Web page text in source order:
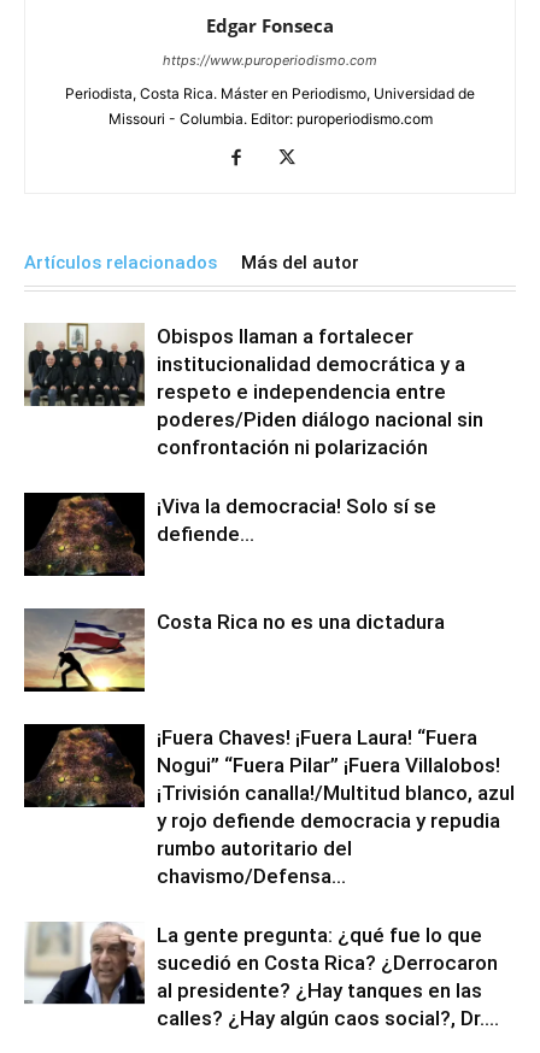
Edgar Fonseca
https://www.puroperiodismo.com
Periodista, Costa Rica. Máster en Periodismo, Universidad de
Missouri - Columbia. Editor: puroperiodismo.com
Artículos relacionados Más del autor
Obispos llaman a fortalecer
institucionalidad democrática y a
respeto e independencia entre
poderes/Piden diálogo nacional sin
confrontación ni polarización
¡Viva la democracia! Solo sí se
defiende…
Costa Rica no es una dictadura
¡Fuera Chaves! ¡Fuera Laura! “Fuera
Nogui” “Fuera Pilar” ¡Fuera Villalobos!
¡Trivisión canalla!/Multitud blanco, azul
y rojo defiende democracia y repudia
rumbo autoritario del
chavismo/Defensa...
La gente pregunta: ¿qué fue lo que
sucedió en Costa Rica? ¿Derrocaron
al presidente? ¿Hay tanques en las
calles? ¿Hay algún caos social?, Dr....